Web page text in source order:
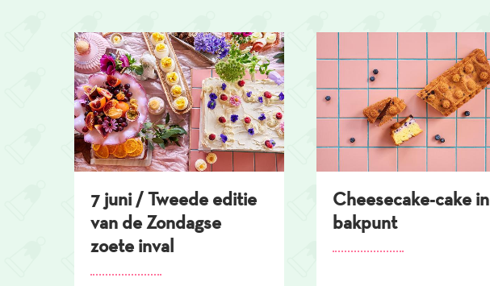
7 juni / Tweede editie
van de Zondagse
zoete inval
Cheesecake-cake in
bakpunt